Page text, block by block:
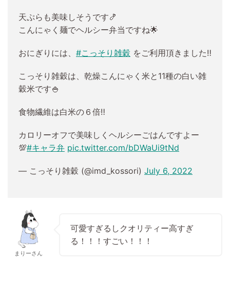
天ぷらも美味しそうです🍤
こんにゃく麺でヘルシー弁当ですね🌟
おにぎりには、 #こっそり雑穀 をご利用頂きました‼︎
こっそり雑穀は、乾燥こんにゃく米と11種の白い雑
穀米です🍚
食物繊維は白米の６倍‼︎
カロリーオフで美味しくヘルシーごはんですよー
💯#キャラ弁 pic.twitter.com/bDWaUi9tNd
— こっそり雑穀 (@imd_kossori) July 6, 2022
まりーさん
可愛すぎるしクオリティー高すぎ
る！！！すごい！！！